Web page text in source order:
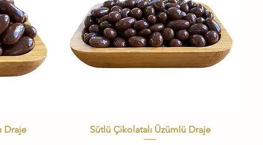
Draje Hızlı Bakış
Sütlü Çikolatalı Üzümlü Draje